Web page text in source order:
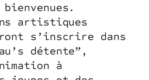
artistiques
s’inscrire dans
détente”,
à